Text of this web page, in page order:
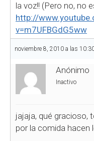
la voz!! (Pero no, no
http://
v=m7UFBGdG5ww
noviembre 8, 2010 a las
Anónimo
Inactivo
jajaja, qué gracioso,
por la comida hacen